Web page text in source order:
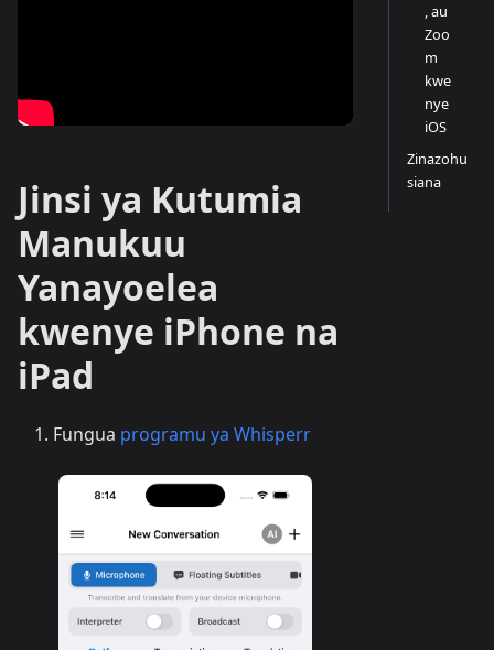
Jinsi ya Kutumia
Manukuu
Yanayoelea
kwenye iPhone na
iPad
Fungua programu ya Whisperr
, au
Zoo
m
kwe
nye
iOS
Zinazohu
siana